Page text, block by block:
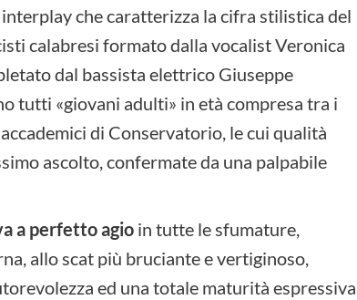
che caratterizza la cifra stilistica del
calabresi formato dalla vocalist Veronica
dal bassista elettrico Giuseppe
tutti «giovani adulti» in età compresa tra i
di Conservatorio, le cui qualità
ascolto, confermate da una palpabile
a perfetto agio in tutte le sfumature,
allo scat più bruciante e vertiginoso,
ed una totale maturità espressiva